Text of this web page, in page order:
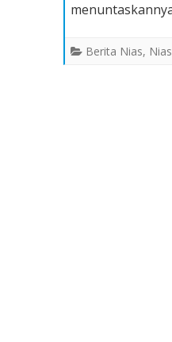
Berita Nias, Nias